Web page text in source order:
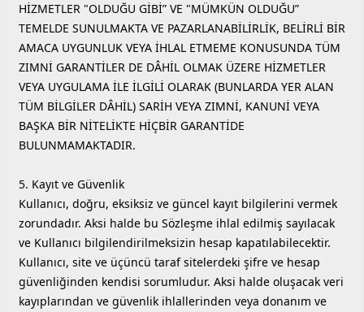
HİZMETLER "OLDUĞU GİBİ” VE "MÜMKÜN OLDUĞU”
TEMELDE SUNULMAKTA VE PAZARLANABİLİRLİK, BELİRLİ BİR
AMACA UYGUNLUK VEYA İHLAL ETMEME KONUSUNDA TÜM
ZIMNİ GARANTİLER DE DÂHİL OLMAK ÜZERE HİZMETLER
VEYA UYGULAMA İLE İLGİLİ OLARAK (BUNLARDA YER ALAN
TÜM BİLGİLER DÂHİL) SARİH VEYA ZIMNİ, KANUNİ VEYA
BAŞKA BİR NİTELİKTE HİÇBİR GARANTİDE
BULUNMAMAKTADIR.
5. Kayıt ve Güvenlik
Kullanıcı, doğru, eksiksiz ve güncel kayıt bilgilerini vermek
zorundadır. Aksi halde bu Sözleşme ihlal edilmiş sayılacak
ve Kullanıcı bilgilendirilmeksizin hesap kapatılabilecektir.
Kullanıcı, site ve üçüncü taraf sitelerdeki şifre ve hesap
güvenliğinden kendisi sorumludur. Aksi halde oluşacak veri
kayıplarından ve güvenlik ihlallerinden veya donanım ve